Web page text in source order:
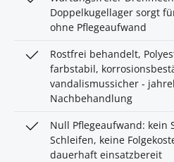
Doppelkugellager sorgt
ohne Pflegeaufwand
Rostfrei behandelt,
farbstabil,
vandalismussicher -
Nachbehandlung
Null Pflegeaufwand: kein
Schleifen, keine
dauerhaft einsatzbereit